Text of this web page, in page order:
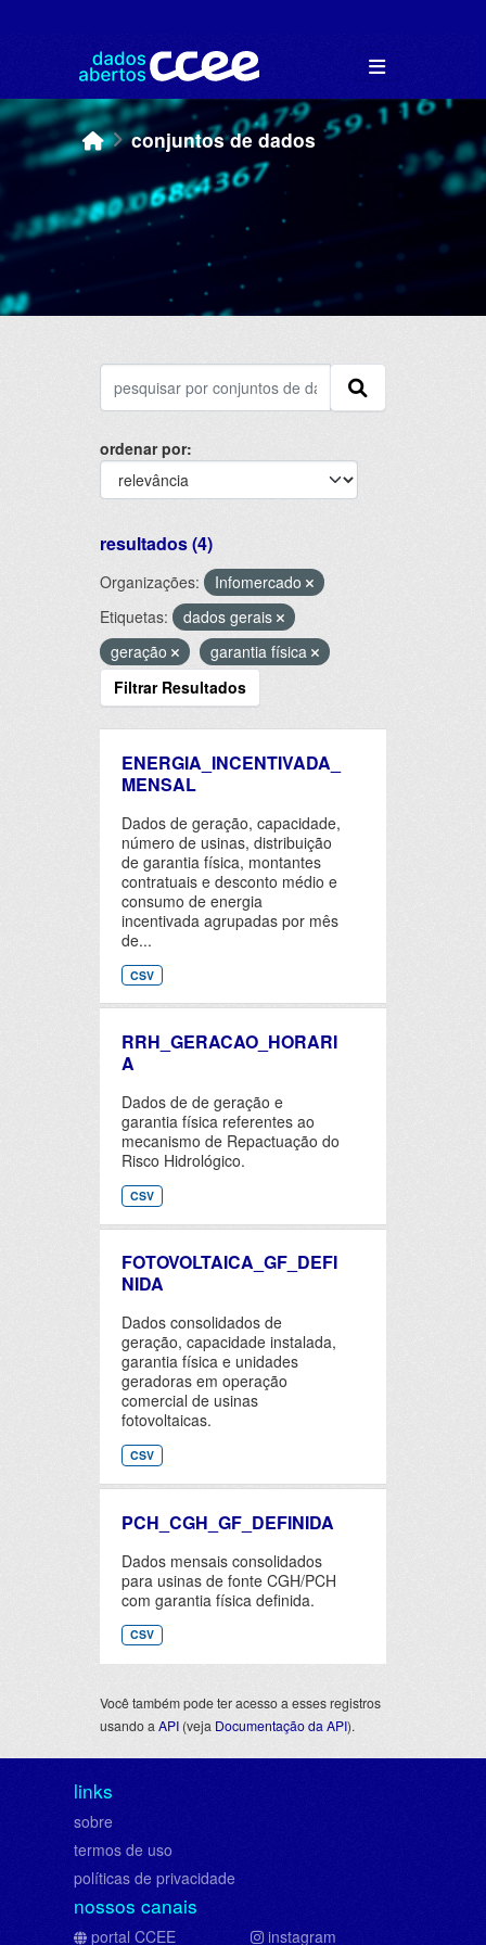
conjuntos de dados
ordenar por
resultados (4)
Organizações:
Infomercado
Etiquetas:
dados gerais
geração
garantia física
Filtrar Resultados
ENERGIA_INCENTIVADA_
MENSAL
Dados de geração, capacidade,
número de usinas, distribuição
de garantia física, montantes
contratuais e desconto médio e
consumo de energia
incentivada agrupadas por mês
de...
CSV
RRH_GERACAO_HORARI
A
Dados de de geração e
garantia física referentes ao
mecanismo de Repactuação do
Risco Hidrológico.
CSV
FOTOVOLTAICA_GF_DEFI
NIDA
Dados consolidados de
geração, capacidade instalada,
garantia física e unidades
geradoras em operação
comercial de usinas
fotovoltaicas.
CSV
PCH_CGH_GF_DEFINIDA
Dados mensais consolidados
para usinas de fonte CGH/PCH
com garantia física definida.
CSV
Você também pode ter acesso a esses registros
usando a API (veja Documentação da API).
links
sobre
termos de uso
políticas de privacidade
nossos canais
portal CCEE instagram